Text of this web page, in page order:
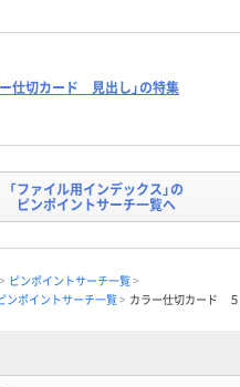
ー仕切カード 見出し」の特集
「ファイル用インデックス」の
ピンポイントサーチ一覧へ
ピンポイントサーチ一覧
ンポイントサーチ一覧
カラー仕切カード